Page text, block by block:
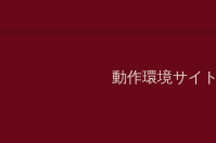
動作環境サイ